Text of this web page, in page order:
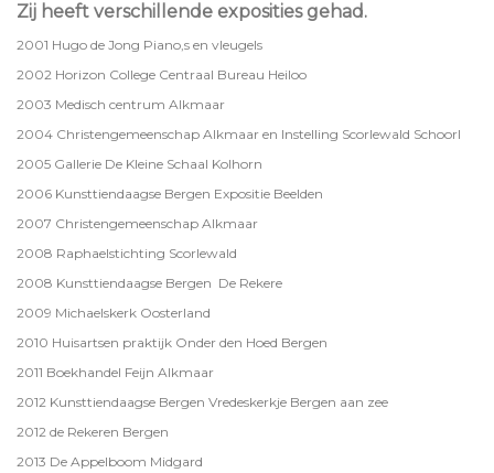
Zij heeft verschillende exposities gehad.
2001 Hugo de Jong Piano,s en vleugels
2002 Horizon College Centraal Bureau Heiloo
2003 Medisch centrum Alkmaar
2004 Christengemeenschap Alkmaar en Instelling Scorlewald Schoorl
2005 Gallerie De Kleine Schaal Kolhorn
2006 Kunsttiendaagse Bergen Expositie Beelden
2007 Christengemeenschap Alkmaar
2008 Raphaelstichting Scorlewald
2008 Kunsttiendaagse Bergen De Rekere
2009 Michaelskerk Oosterland
2010 Huisartsen praktijk Onder den Hoed Bergen
2011 Boekhandel Feijn Alkmaar
2012 Kunsttiendaagse Bergen Vredeskerkje Bergen aan zee
2012 de Rekeren Bergen
2013 De Appelboom Midgard